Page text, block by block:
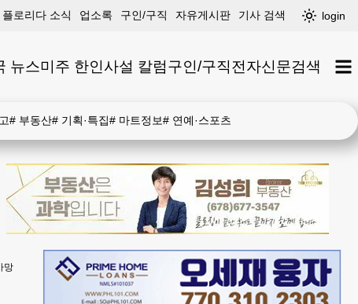
플로리다 소식 업소록 구인/구직 자유게시판 기사 검색 login
뉴스미주 한인사설 칼럼구인/구직전자신문검색
# 부동산# 기획·특집# 마트정보# 연예·스포츠
망